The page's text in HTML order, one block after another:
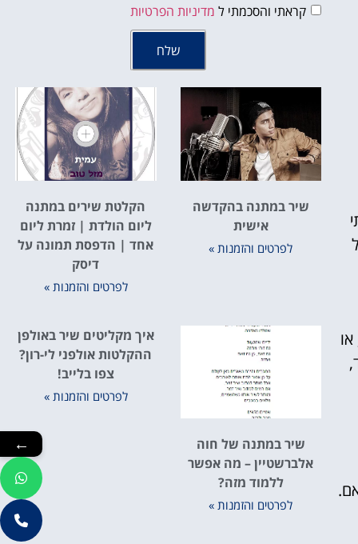
קראתי והסכמתי ל מדיניות הפרטיות
שלח
שיר במתנה בהקדשה
אישית
לפרטים והזמנות »
הקלטת שירים במתנה
ליום הולדת | זמרת ליום
אחד | הדפסת תמונה על
דיסק
לפרטים והזמנות »
שיר במתנה של חוה
אלברשטיין – מה אפשר
ללמוד מזה?
לפרטים והזמנות »
איך מקליטים שיר באולפן
ההקלטות אולפני לי-רון?
צפו בלייב!
לפרטים והזמנות »
←